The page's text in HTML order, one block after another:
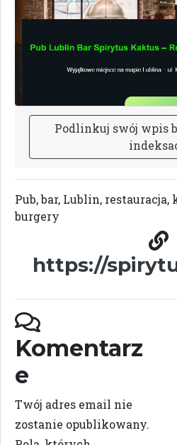
Podlinkuj swój wpisb
indeksa
Pub, bar, Lublin,
burgery
https://
Komentarz
e
Twój adres email nie
zostanie opublikowany.